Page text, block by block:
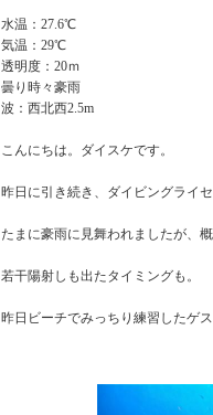
水温：27.6℃
気温：29℃
透明度：20ｍ
曇り時々豪雨
波：西北西2.5m
こんにちは。ダイスケです。
昨日に引き続き、ダイビングライ
たまに豪雨に見舞われましたが、
若干陽射しも出たタイミングも。
昨日ビーチでみっちり練習したゲ